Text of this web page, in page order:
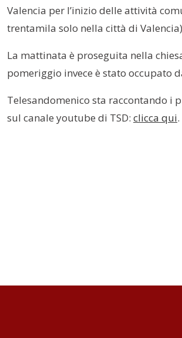
Valencia per l’inizio delle attività
trentamila solo nella città di
La mattinata è proseguita nella
pomeriggio invece è stato occupato
Telesandomenico sta raccontando i
sul canale youtube di TSD: clicca qui.